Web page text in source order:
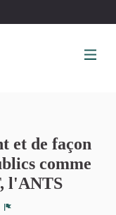
et de façon
comme
l'ANTS